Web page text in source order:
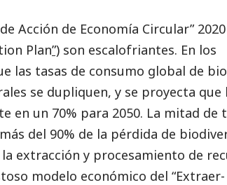
Acción de Economía Circular”
Plan”) son escalofriantes. En los
las tasas de consumo global de
se dupliquen, y se proyecta que
en un 70% para 2050. La mitad de
del 90% de la pérdida de
extracción y procesamiento de
modelo económico del “Extraer-